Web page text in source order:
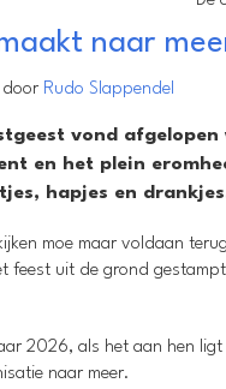
naar
door Rudo Slappendel
vond
en het plein
hapjes en
moe maar voldaan
feest uit de grond
2026, als het aan hen
naar meer.